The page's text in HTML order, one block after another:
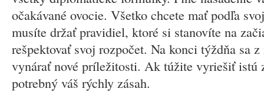
očakávané ovocie. Všetko chcete mať podľa
musíte držať pravidiel, ktoré si stanovíte na
rešpektovať svoj rozpočet. Na konci týždňa sa
vynárať nové príležitosti. Ak túžite vyriešiť istú
potrebný váš rýchly zásah.